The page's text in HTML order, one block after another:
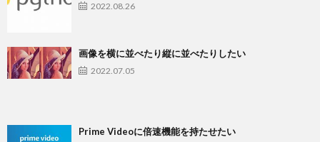
2022.08.26
画像を横に並べたり縦に並べたりしたい
2022.07.05
Prime Videoに倍速機能を持たせたい